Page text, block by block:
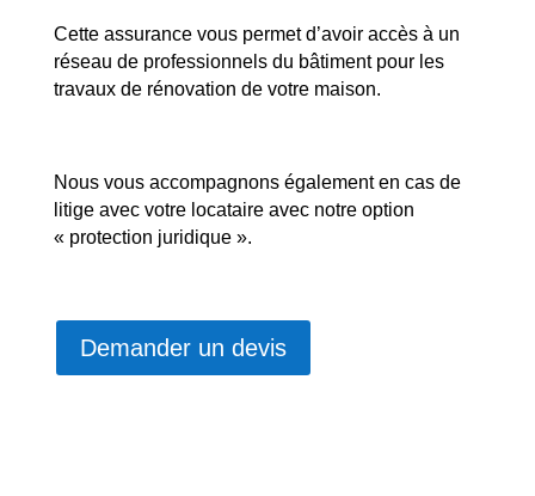
Cette assurance vous permet d’avoir accès à un
réseau de professionnels du bâtiment pour les
travaux de rénovation de votre maison.
Nous vous accompagnons également en cas de
litige avec votre locataire avec notre option
« protection juridique ».
Demander un devis